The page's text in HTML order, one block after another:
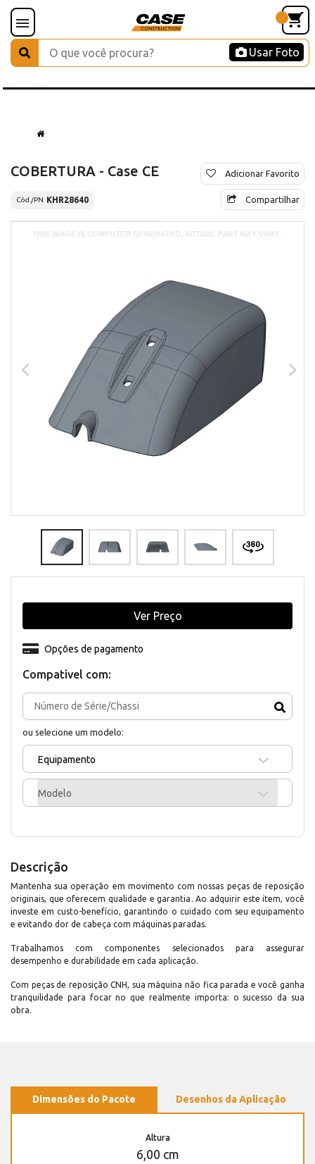
Usar Foto
COBERTURA - Case CE
Cód./PN KHR28640
Adicionar Favorito
Compartilhar
Compativel com:
ou selecione um modelo:
Equipamento
Modelo
Opções de pagamento
Ver Preço
Descrição
Mantenha sua operação em movimento com nossas peças de reposição
originais, que oferecem qualidade e garantia. Ao adquirir este item, você
investe em custo-benefício, garantindo o cuidado com seu equipamento
e evitando dor de cabeça com máquinas paradas.
Trabalhamos com componentes selecionados para assegurar
desempenho e durabilidade em cada aplicação.
Com peças de reposição CNH, sua máquina não fica parada e você ganha
tranquilidade para focar no que realmente importa: o sucesso da sua
obra.
Dimensões do Pacote Desenhos da Aplicação
Altura
6,00 cm